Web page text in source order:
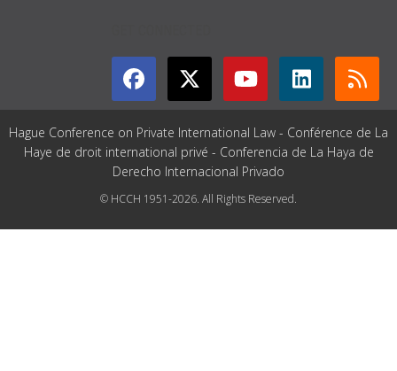
Hague Conference on Private International Law - Conférence de La
Haye de droit international privé - Conferencia de La Haya de
Derecho Internacional Privado
© HCCH 1951-2026. All Rights Reserved.